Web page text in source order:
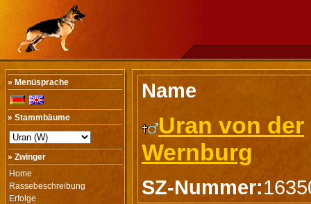
» Menüsprache
» Stammbäume
» Zwinger
Home
Rassebeschreibung
Erfolge
Name
Uran von der
Wernburg
SZ-Nummer: